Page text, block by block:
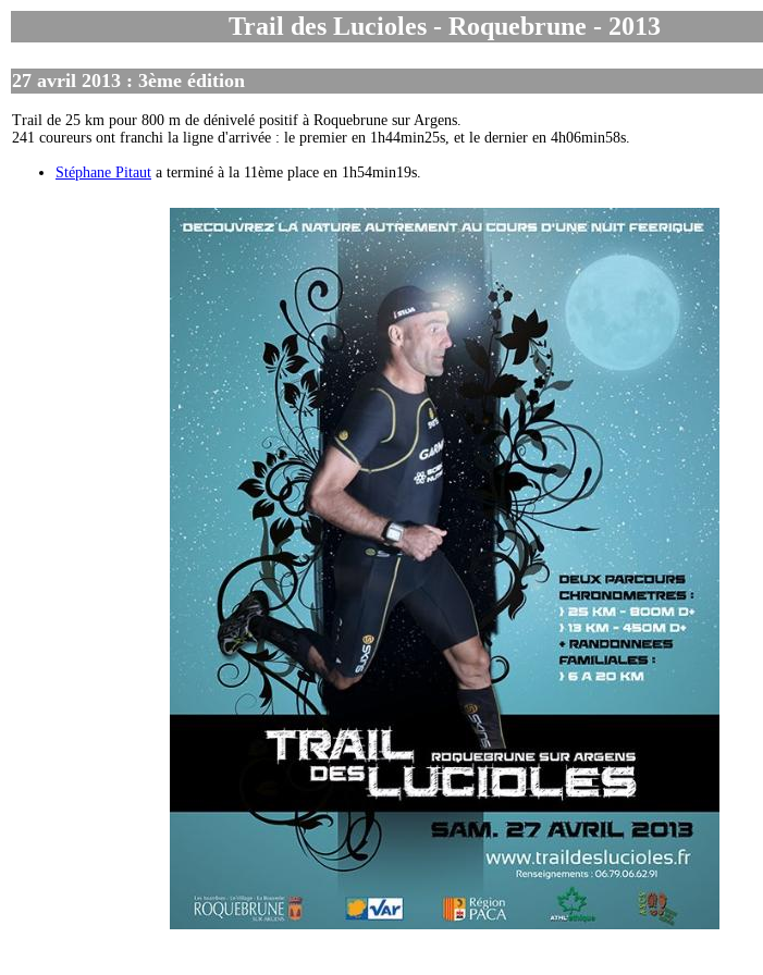
Trail des Lucioles - Roquebrune - 2013
27 avril 2013 : 3ème édition
Trail de 25 km pour 800 m de dénivelé positif à Roquebrune sur Argens.
241 coureurs ont franchi la ligne d'arrivée : le premier en 1h44min25s, et le dernier en 4h06min58s.
Stéphane Pitaut a terminé à la 11ème place en 1h54min19s.